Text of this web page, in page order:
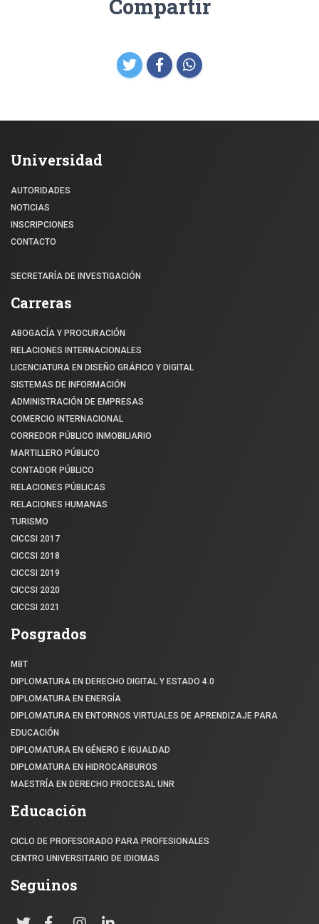
Compartir
Universidad
AUTORIDADES
NOTICIAS
INSCRIPCIONES
CONTACTO
SECRETARÍA DE INVESTIGACIÓN
Carreras
ABOGACÍA Y PROCURACIÓN
RELACIONES INTERNACIONALES
LICENCIATURA EN DISEÑO GRÁFICO Y DIGITAL
SISTEMAS DE INFORMACIÓN
ADMINISTRACIÓN DE EMPRESAS
COMERCIO INTERNACIONAL
CORREDOR PÚBLICO INMOBILIARIO
MARTILLERO PÚBLICO
CONTADOR PÚBLICO
RELACIONES PÚBLICAS
RELACIONES HUMANAS
TURISMO
CICCSI 2017
CICCSI 2018
CICCSI 2019
CICCSI 2020
CICCSI 2021
Posgrados
MBT
DIPLOMATURA EN DERECHO DIGITAL Y ESTADO 4.0
DIPLOMATURA EN ENERGÍA
DIPLOMATURA EN ENTORNOS VIRTUALES DE APRENDIZAJE PARA
EDUCACIÓN
DIPLOMATURA EN GÉNERO E IGUALDAD
DIPLOMATURA EN HIDROCARBUROS
MAESTRÍA EN DERECHO PROCESAL UNR
Educación
CICLO DE PROFESORADO PARA PROFESIONALES
CENTRO UNIVERSITARIO DE IDIOMAS
Seguinos